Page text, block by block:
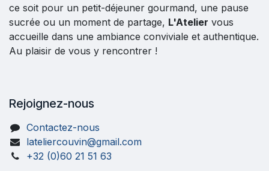
ce soit pour un petit-déjeuner gourmand, une pause
sucrée ou un moment de partage, L'Atelier vous
accueille dans une ambiance conviviale et authentique.
Au plaisir de vous y rencontrer !
Rejoignez-nous
Contactez-nous
lateliercouvin@gmail.com
+32 (0)60 21 51 63